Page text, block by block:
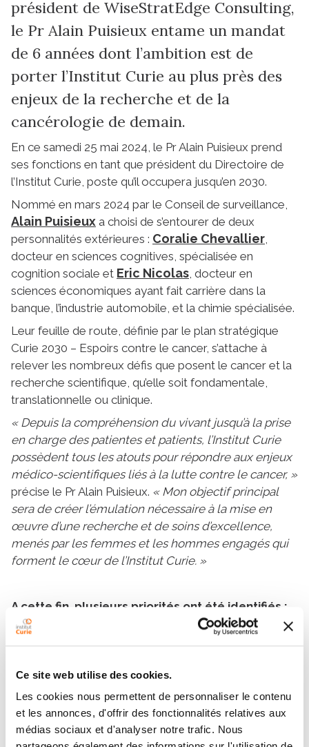
Ce site web utilise des cookies.
Les cookies nous permettent de personnaliser le contenu
et les annonces, d'offrir des fonctionnalités relatives aux
médias sociaux et d'analyser notre trafic. Nous
président de WiseStratEdge Consulting,
le Pr Alain Puisieux entame un mandat
de 6 années dont l’ambition est de
porter l’Institut Curie au plus près des
enjeux de la recherche et de la
cancérologie de demain.
En ce samedi 25 mai 2024, le Pr Alain Puisieux prend
ses fonctions en tant que président du Directoire de
l’Institut Curie, poste qu’il occupera jusqu’en 2030.
Nommé en mars 2024 par le Conseil de surveillance,
Alain Puisieux a choisi de s’entourer de deux
personnalités extérieures : Coralie Chevallier
docteur en sciences cognitives, spécialisée en
cognition sociale et Eric Nicolas , docteur en
sciences économiques ayant fait carrière dans la
banque, l’industrie automobile, et la chimie spécialisée.
Leur feuille de route, définie par le plan stratégique
Curie 2030 – Espoirs contre le cancer, s’attache à
relever les nombreux défis que posent le cancer et la
recherche scientifique, qu’elle soit fondamentale,
translationnelle ou clinique.
« Depuis la compréhension du vivant jusqu’à la prise
en charge des patientes et patients, l’Institut Curie
possèdent tous les atouts pour répondre aux enjeux
médico-scientifiques liés à la lutte contre le cancer, »
précise le Pr Alain Puisieux. « Mon objectif principal
sera de créer l’émulation nécessaire à la mise en
œuvre d’une recherche et de soins d’excellence,
menés par les femmes et les hommes engagés qui
forment le cœur de l’Institut Curie. »
A cette fin, plusieurs priorités ont été identifiés :
Développer le continuum recherche-soin
qui
crée un écosystème exceptionnel au service de
l’Institut Curie depuis sa fondation par Marie Curie,
il est un gage d’excellence pour tous les
chercheurs, médecins et soignants, et l’assurance